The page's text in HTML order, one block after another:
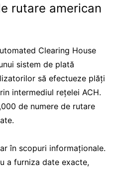
rutare american
Clearing House
sistem de plată
să efectueze plăți
intermediul rețelei ACH.
de numere de rutare
în scopuri informaționale.
a furniza date exacte,